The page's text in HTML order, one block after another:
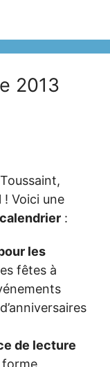
2013
! Voici une
:
les
fêtes à
de lecture
forme